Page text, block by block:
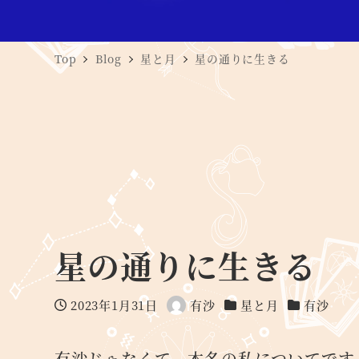
Top Blog 星と月 星の通りに生きる
星の通りに生きる
投稿日
2023年1月31日
著
者
有沙
カテゴリー
星と月
カテゴリー
有沙